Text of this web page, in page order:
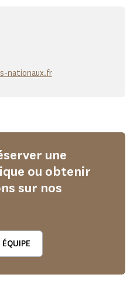
nationaux.fr
une
ou obtenir
sur nos